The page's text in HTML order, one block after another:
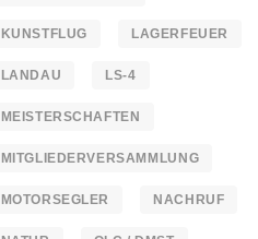
KUNSTFLUG LAGERFEUER
LANDAU LS-4
MEISTERSCHAFTEN
MITGLIEDERVERSAMMLUNG
MOTORSEGLER NACHRUF